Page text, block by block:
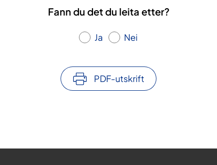
Fann du det du leita etter?
Ja Nei
PDF-utskrift